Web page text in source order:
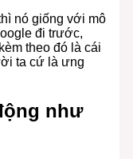
nó giống với mô
đi trước,
theo đó là cái
ta cứ là ưng
như